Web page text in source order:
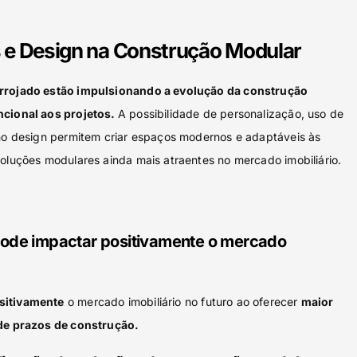
Design na Construção Modular
estão impulsionando a evolução da construção
aos projetos. A possibilidade de personalização, uso de
design permitem criar espaços modernos e adaptáveis às
modulares ainda mais atraentes no mercado imobiliário.
impactar positivamente o mercado
o mercado imobiliário no futuro ao oferecer maior
prazos de construção.